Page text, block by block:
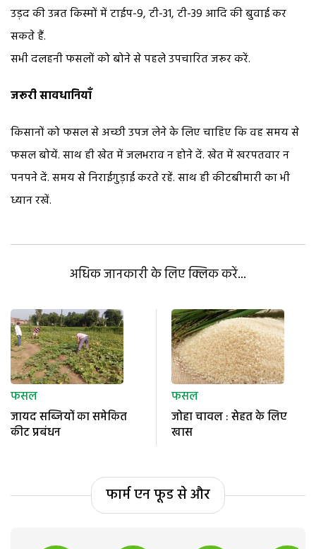
उड़द की उन्नत किस्मों में टाईप-9, टी-31, टी-39 आदि की बुवाई कर
सकते हैं.
सभी दलहनी फसलों को बोने से पहले उपचारित जरूर करें.
जरूरी सावधानियाँ
किसानों को फसल से अच्छी उपज लेने के लिए चाहिए कि वह समय से
फसल बोयें. साथ ही खेत में जलभराव न होने दें. खेत में खरपतवार न
पनपने दें. समय से निराईगुड़ाई करते रहें. साथ ही कीटबीमारी का भी
ध्यान रखें.
अधिक जानकारी के लिए क्लिक करें...
फसल
जायद सब्जियों का समेकित
कीट प्रबंधन
फसल
जोहा चावल : सेहत के लिए
खास
फार्म एन फूड से और